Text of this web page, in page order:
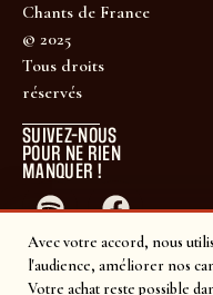
Avec votre accord, nous
l'audience, améliorer nos
Votre achat reste possible
Chants de France
© 2025
Tous droits
réservés
SUIVEZ-NOUS
POUR NE RIEN
MANQUER !